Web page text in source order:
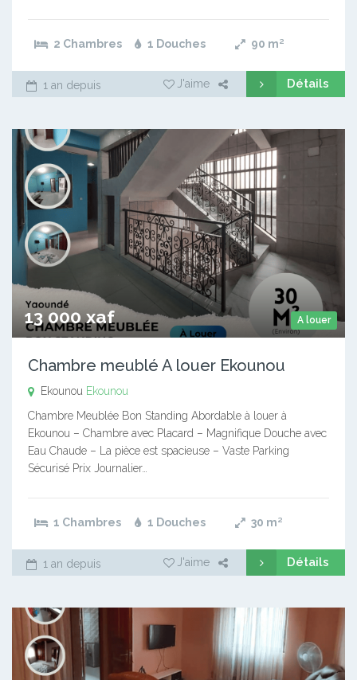
2 Chambres 1 Douches 90 m²
1 an depuis J'aime Détails
A louer
13 000 xaf
Chambre meublé A louer Ekounou
Ekounou Ekounou
Chambre Meublée Bon Standing Abordable à louer à
Ekounou – Chambre avec Placard – Magnifique Douche avec
Eau Chaude – La pièce est spacieuse – Vaste Parking
Sécurisé Prix Journalier…
1 Chambres 1 Douches 30 m²
1 an depuis J'aime Détails